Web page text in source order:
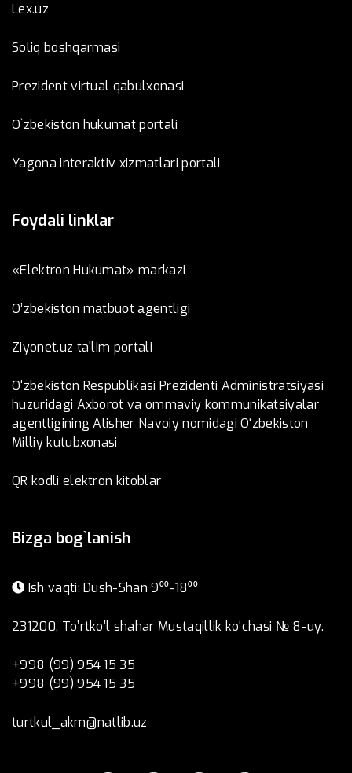
Lex.uz
Soliq boshqarmasi
Prezident virtual qabulxonasi
O`zbekiston hukumat portali
Yagona interaktiv xizmatlari portali
Foydali linklar
«Elektron Hukumat» markazi
O’zbеkistоn mаtbuоt аgеntligi
Ziyonet.uz ta'lim portali
O‘zbekiston Respublikasi Prezidenti Administratsiyasi
huzuridagi Axborot va ommaviy kommunikatsiyalar
agentligining Alisher Navoiy nomidagi O‘zbekiston
Milliy kutubxonasi
QR kodli elektron kitoblar
Bizga bog`lanish
Ish vaqti: Dush-Shan 9⁰⁰-18⁰⁰
231200, To’rtko’l shahar Mustaqillik ko‘chasi № 8-uy.
+998 (99) 954 15 35
+998 (99) 954 15 35
turtkul_akm@natlib.uz